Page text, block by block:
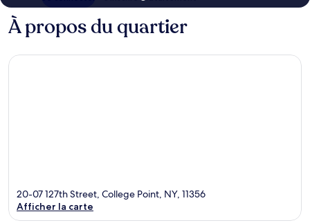
À propos du quartier
20-07 127th Street, College Point, NY, 11356
Afficher la carte